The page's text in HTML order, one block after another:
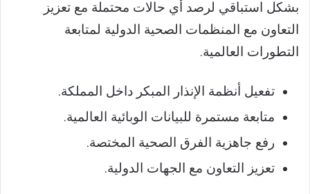
بشكل استباقي لرصد أي حالات محتملة مع تعزيز
التعاون مع المنظمات الصحية الدولية لمتابعة
التطورات العالمية.
تفعيل أنظمة الإنذار المبكر داخل المملكة.
متابعة مستمرة للبيانات الوبائية العالمية.
رفع جاهزية الفرق الصحية المختصة.
تعزيز التعاون مع الجهات الدولية.